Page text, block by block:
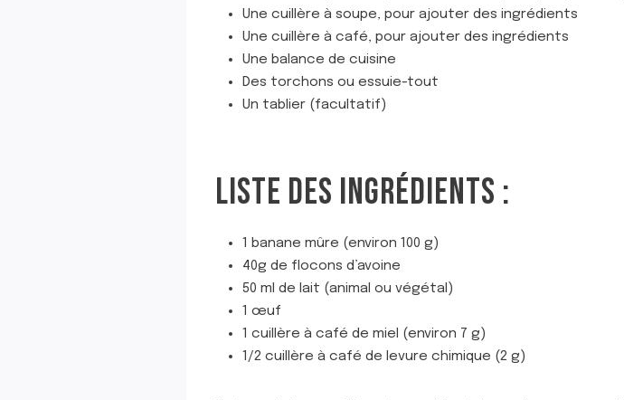
Une cuillère à soupe, pour ajouter des ingrédients
Une cuillère à café, pour ajouter des ingrédients
Une balance de cuisine
Des torchons ou essuie-tout
Un tablier (facultatif)
LISTE DES INGRÉDIENTS :
1 banane mûre (environ 100 g)
40g de flocons d’avoine
50 ml de lait (animal ou végétal)
1 œuf
1 cuillère à café de miel (environ 7 g)
1/2 cuillère à café de levure chimique (2 g)